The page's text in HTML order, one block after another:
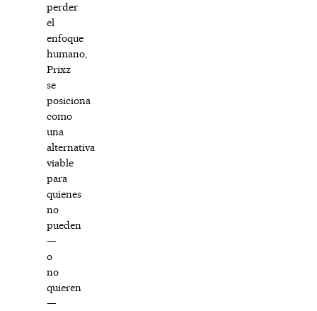
perder
el
enfoque
humano,
Prixz
se
posiciona
como
una
alternativa
viable
para
quienes
no
pueden
—
o
no
quieren
—